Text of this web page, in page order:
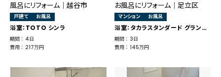
風呂にリフォーム｜越谷市
戸建て お風呂
浴室：TOTO シンラ
期間 ： 4日
費用 ： 217万円
お風呂にリフォーム｜足立区
マンション お風呂
浴室：タカラスタンダード グランスパ
期間 ： 3日
費用 ： 145万円